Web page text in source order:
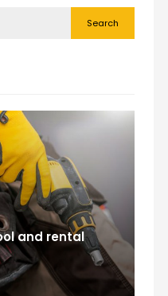
Search
and rental